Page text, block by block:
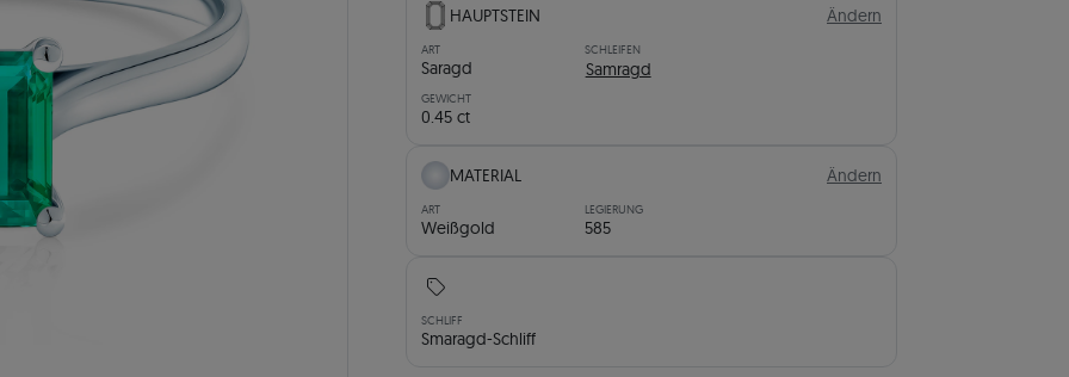
HAUPTSTEIN Ändern
ART
Saragd
SCHLEIFEN
Samragd
GEWICHT
0.45 ct
MATERIAL Ändern
ART
Weißgold
LEGIERUNG
585
SCHLIFF
Smaragd-Schliff